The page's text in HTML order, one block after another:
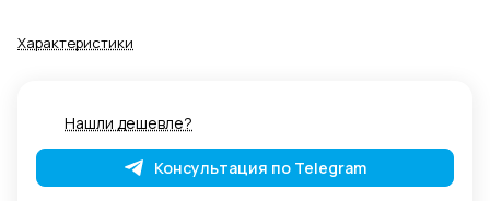
Характеристики
Нашли дешевле?
Консультация по Telegram